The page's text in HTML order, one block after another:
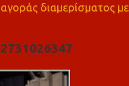
διαμερίσματος με